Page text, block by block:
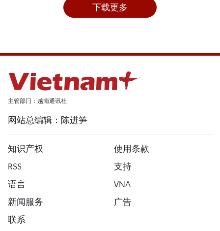
下载更多
主管部门：越南通讯社
网站总编辑：陈进笋
知识产权
使用条款
RSS
支持
语言
VNA
新闻服务
广告
联系